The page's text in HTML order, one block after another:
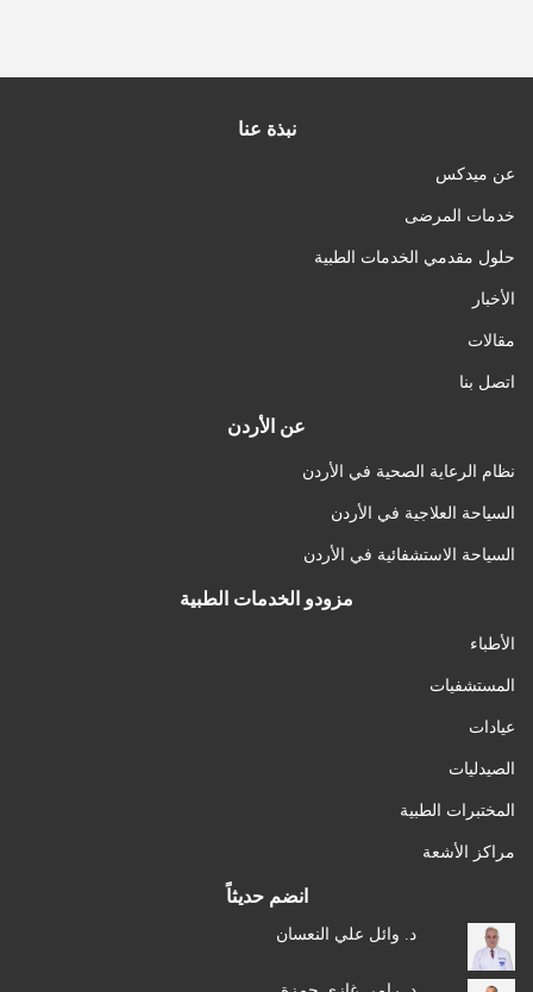
نبذة عنا
عن ميدكس
خدمات المرضى
حلول مقدمي الخدمات الطبية
الأخبار
مقالات
اتصل بنا
عن الأردن
نظام الرعاية الصحية في الأردن
السياحة العلاجية في الأردن
السياحة الاستشفائية في الأردن
مزودو الخدمات الطبية
الأطباء
المستشفيات
عيادات
الصيدليات
المختبرات الطبية
مراكز الأشعة
انضم حديثاً
د. وائل علي النعسان